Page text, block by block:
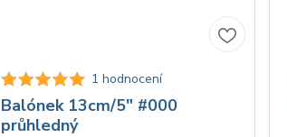
1 hodnocení
Balónek 13cm/5" #000
průhledný